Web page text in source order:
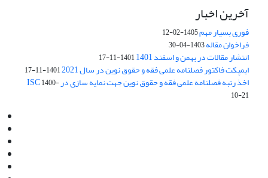
آخرین اخبار
فوری بسیار مهم1405-02-12
فراخوان مقاله1403-04-30
انتشار مقالات در بهمن و اسفند 1401 1401-11-17
ایمپکت فاکتور فصلنامه علمی فقه و حقوق نوین در سال 2021 1401-11-17
اخذ رتبه فصلنامه علمی فقه و حقوق نوین جهت نمایه سازی در ISC1400-
10-21